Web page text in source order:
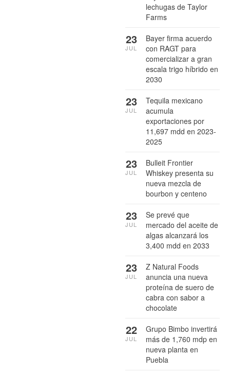
lechugas de Taylor
Farms
Bayer firma acuerdo
con RAGT para
comercializar a gran
escala trigo híbrido en
2030
23
JUL
Tequila mexicano
acumula
exportaciones por
11,697 mdd en 2023-
2025
23
JUL
Bulleit Frontier
Whiskey presenta su
nueva mezcla de
bourbon y centeno
23
JUL
Se prevé que
mercado del aceite de
algas alcanzará los
3,400 mdd en 2033
23
JUL
Z Natural Foods
anuncia una nueva
proteína de suero de
cabra con sabor a
chocolate
23
JUL
Grupo Bimbo invertirá
más de 1,760 mdp en
nueva planta en
Puebla
22
JUL